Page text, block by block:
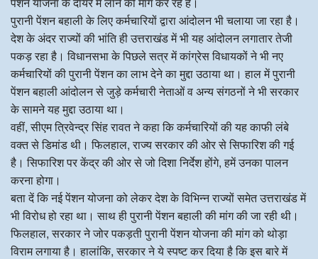
पुरानी पेंशन बहाली के लिए कर्मचारियों द्वारा आंदोलन भी चलाया जा रहा है।
देश के अंदर राज्यों की भांति ही उत्तराखंड में भी यह आंदोलन लगातार तेजी
पकड़ रहा है। विधानसभा के पिछले सत्र में कांग्रेस विधायकों ने भी नए
कर्मचारियों की पुरानी पेंशन का लाभ देने का मुद्दा उठाया था। हाल में पुरानी
पेंशन बहाली आंदोलन से जुड़े कर्मचारी नेताओं व अन्य संगठनों ने भी सरकार
के सामने यह मुद्दा उठाया था।
वहीं, सीएम त्रिवेन्द्र सिंह रावत ने कहा कि कर्मचारियों की यह काफी लंबे
वक्त से डिमांड थी। फिलहाल, राज्य सरकार की ओर से सिफारिश की गई
है। सिफारिश पर केंद्र की ओर से जो दिशा निर्देश होंगे, हमें उनका पालन
करना होगा।
बता दें कि नई पेंशन योजना को लेकर देश के विभिन्न राज्यों समेत उत्तराखंड में
भी विरोध हो रहा था। साथ ही पुरानी पेंशन बहाली की मांग की जा रही थी।
फिलहाल, सरकार ने जोर पकड़ती पुरानी पेंशन योजना की मांग को थोड़ा
विराम लगाया है। हालांकि, सरकार ने ये स्पष्ट कर दिया है कि इस बारे में